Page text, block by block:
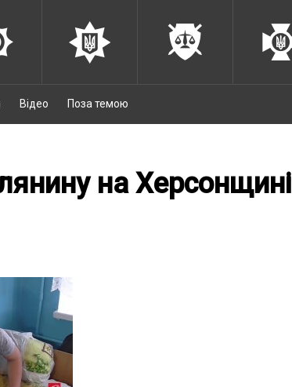
Відео Поза темою
на Херсонщині